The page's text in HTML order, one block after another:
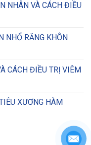
NHÂN VÀ CÁCH ĐIỀU
NHỔ RĂNG KHÔN
CÁCH ĐIỀU TRỊ VIÊM
XƯƠNG HÀM